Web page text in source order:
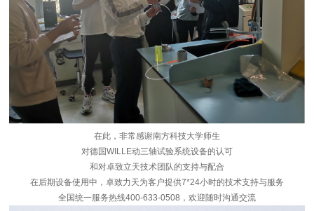
在此，非常感谢南方科技大学师生
对德国WILLE动三轴试验系统设备的认可
和对卓致立天技术团队的支持与配合
在后期设备使用中，卓致力天为客户提供7*24小时的技术支持与服务
全国统一服务热线400-633-0508，欢迎随时沟通交流